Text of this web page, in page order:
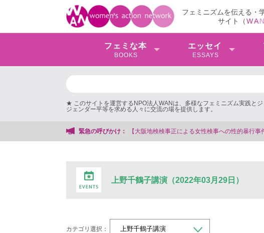
フェミニズムを伝える・
サイト（WAN
フェミな本
BOOKS
エッセイ
ESSAYS
★ このサイトを運営するNPO法人WANは、多様なフェミニズム実践とジ
ジェンダー平等を求める人々に交流の場を提供します。
緊急の呼びかけ：
【大阪地検検事正による女性検事への性的暴行事件】 ◆女性検事を支援する会事
上野千鶴子講演（2022年03月29日）
カテゴリ選択：